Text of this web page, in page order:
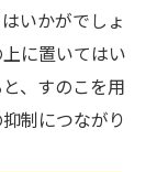
いかがでしょ
に置いてはい
、すのこを用
制につながり